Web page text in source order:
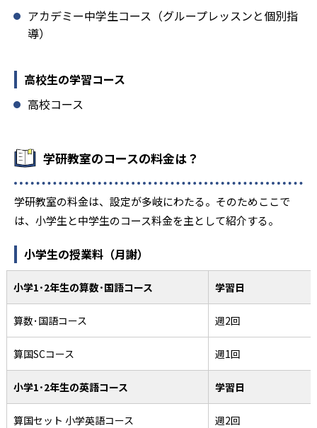
アカデミー中学生コース（グループレッスンと個別指
導）
高校生の学習コース
高校コース
学研教室のコースの料金は？
学研教室の料金は、設定が多岐にわたる。そのためここで
は、小学生と中学生のコース料金を主として紹介する。
小学生の授業料（月謝）
小学1･2年生の算数･国語コース 学習日
算数･国語コース 週2回
算国SCコース 週1回
小学1･2年生の英語コース 学習日
算国セット 小学英語コース 週2回